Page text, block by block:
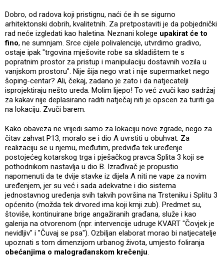
Dobro, od radova koji pristignu, naći će ih se sigurno
arhitektonski dobrih, kvalitetnih. Za pretpostaviti je da pobjednički
rad neće izgledati kao haletina. Neznani kolege upakirat će to
fino, ne sumnjam. Srce cijele polivalencije, utvrdimo gradivo,
ostaje ipak "trgovina mješovite robe sa skladištem te s
popratnim prostor za pristup i manipulaciju dostavnih vozila u
vanjskom prostoru". Nije šija nego vrat i nije supermarket nego
šoping-centar? Ali, čekaj, zadano je zato i da natjecatelji
isprojektiraju nešto ureda. Molim lijepo! To već zvuči kao sadržaj
za kakav nije deplasirano raditi natječaj niti je opscen za turiti ga
na lokaciju. Zvuči barem.
Kako obaveza ne vrijedi samo za lokaciju nove zgrade, nego za
čitav zahvat P13, moralo se i dio A uvrstiti u obuhvat. Za
realizaciju se u njemu, međutim, predviđa tek uređenje
postojećeg kotarskog trga i pješačkog pravca Splita 3 koji se
pothodnikom nastavlja u dio B. Izrađivač je propustio
napomenuti da te dvije stavke iz dijela A niti ne vape za novim
uređenjem, jer su već i sada adekvatne i dio sistema
jednostavnog uređenja svih takvih površina na Trsteniku i Splitu 3
općenito (možda tek drvored ima koji krnji zub). Predmet su,
štoviše, kontinuirane brige angažiranih građana, služe i kao
galerija na otvorenom (npr. intervencije udruge KVART "Čovjek je
nevidljiv" i "Čuvaj se psa"). Ozbiljan elaborat morao bi natjecatelje
upoznati s tom dimenzijom urbanog života, umjesto foliranja
obećanjima o malograđanskom krečenju.